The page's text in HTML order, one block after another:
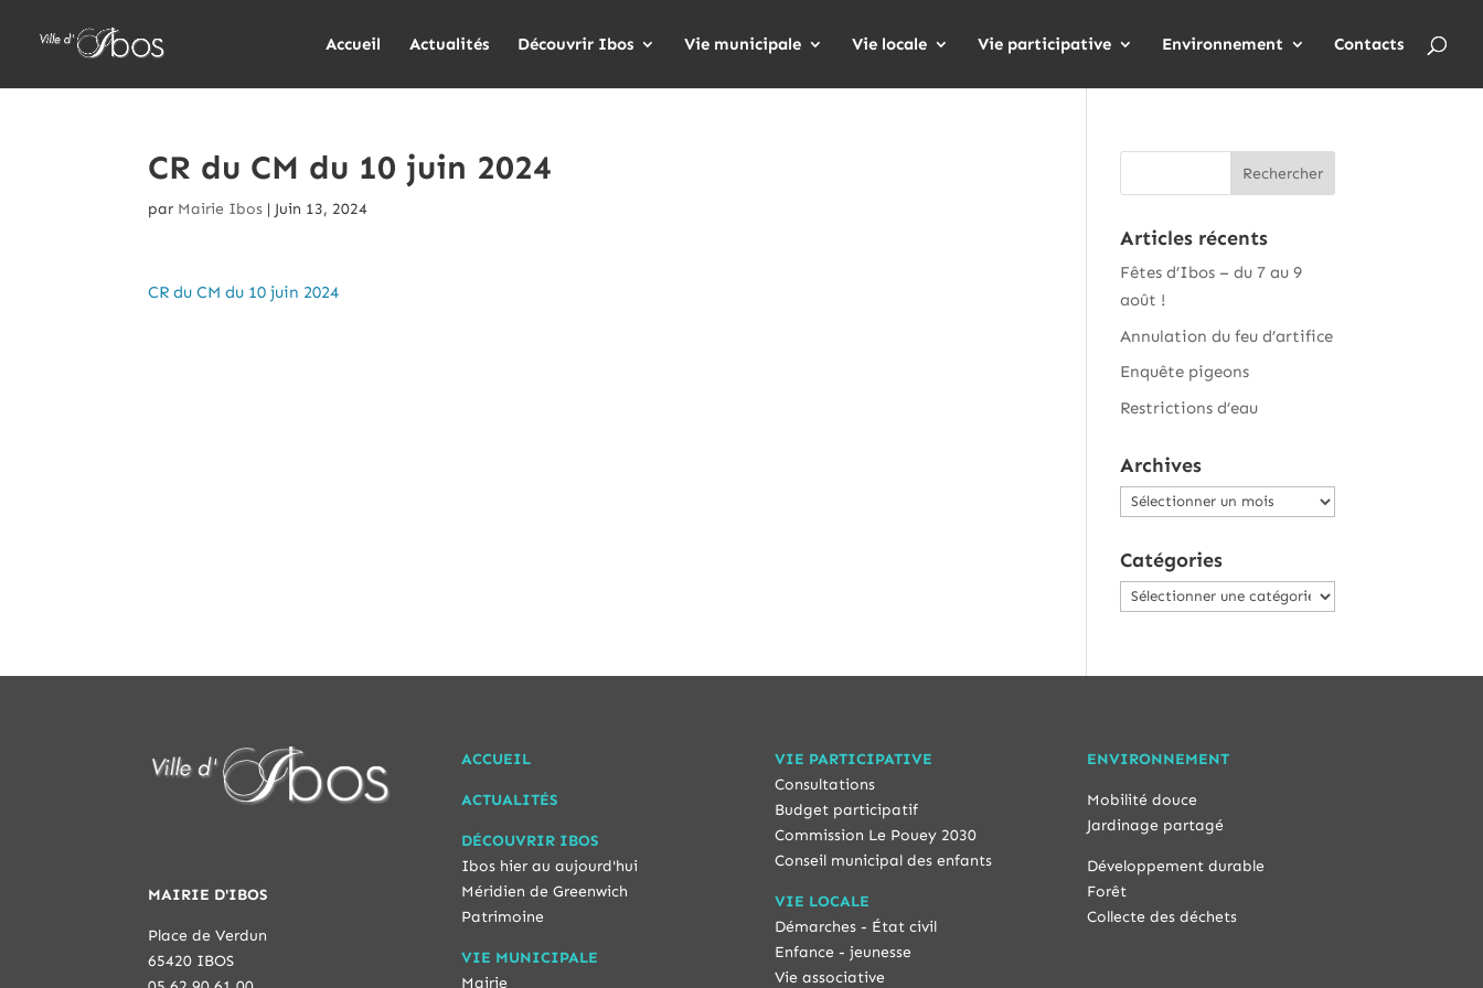
Accueil Actualités Découvrir Ibos Vie municipale Vie locale Vie participative Environnement Contacts
CR du CM du 10 juin 2024
par Mairie Ibos | Juin 13, 2024
CR du CM du 10 juin 2024
Articles récents
Fêtes d’Ibos – du 7 au 9
août !
Annulation du feu d’artifice
Enquête pigeons
Restrictions d’eau
Archives
Archives
Catégories
Catégories
MAIRIE D'IBOS
Place de Verdun
65420 IBOS
ACCUEIL
ACTUALITÉS
DÉCOUVRIR IBOS
Ibos hier au aujourd'hui
Méridien de Greenwich
Patrimoine
VIE MUNICIPALE
Mairie
VIE PARTICIPATIVE
Consultations
Budget participatif
Commission Le Pouey 2030
Conseil municipal des enfants
VIE LOCALE
Démarches - État civil
Enfance - jeunesse
Vie associative
ENVIRONNEMENT
Mobilité douce
Jardinage partagé
Développement durable
Forêt
Collecte des déchets